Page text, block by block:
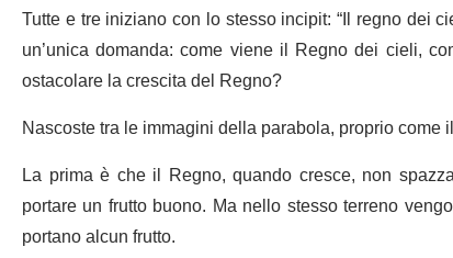
Tutte e tre iniziano con lo stesso incipit: “Il regno dei
un’unica domanda: come viene il Regno dei cieli,
ostacolare la crescita del Regno?
Nascoste tra le immagini della parabola, proprio
La prima è che il Regno, quando cresce, non
portare un frutto buono. Ma nello stesso terreno
portano alcun frutto.